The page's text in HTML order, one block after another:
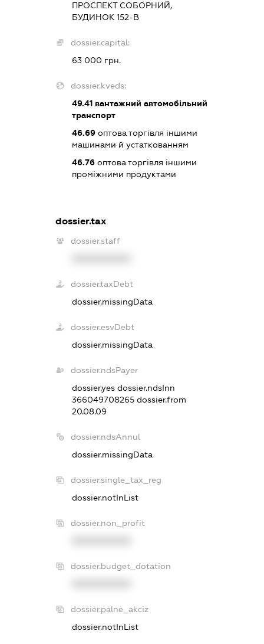
ПРОСПЕКТ СОБОРНИЙ,
БУДИНОК 152-В
dossier.capital:
63 000 грн.
dossier.kveds:
49.41вантажний автомобільний
транспорт
46.69оптова торгівля іншими
машинами й устаткованням
46.76оптова торгівля іншими
проміжними продуктами
dossier.tax
dossier.staff
dossier.taxDebt
dossier.missingData
dossier.esvDebt
dossier.missingData
dossier.ndsPayer
dossier.yes dossier.ndsInn
366049708265 dossier.from
20.08.09
dossier.ndsAnnul
dossier.missingData
dossier.single_tax_reg
dossier.notInList
dossier.non_profit
dossier.budget_dotation
dossier.palne_akciz
dossier.notInList